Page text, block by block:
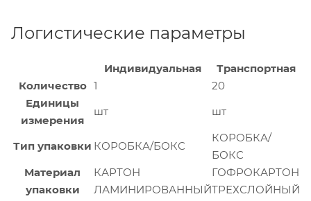
Логистические параметры
Индивидуальная
Транспортная
Количество 1
20
Единицы
измерения
шт шт
Тип упаковки КОРОБКА/БОКС
КОРОБКА/
БОКС
Материал
упаковки
КАРТОН
ЛАМИНИРОВАННЫЙ
ГОФРОКАРТОН
ТРЕХСЛОЙНЫЙ